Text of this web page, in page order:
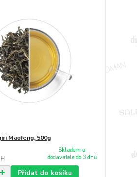
Maofeng, 500g
Skladem u
dodavatele do 3 dnů
Přidat do košíku